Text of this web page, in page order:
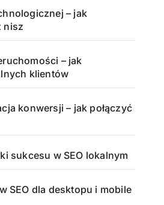
– jak
nisz
– jak
klientów
konwersji – jak połączyć
sukcesu w SEO lokalnym
SEO dla desktopu i mobile